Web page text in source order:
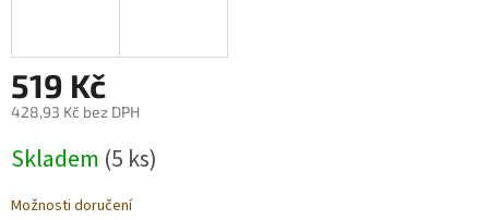
519 Kč
428,93 Kč bez DPH
cena:
Skladem (5 ks)
Možnosti doručení